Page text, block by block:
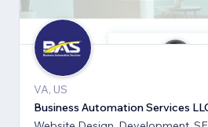
VA, US
Business Automation Services